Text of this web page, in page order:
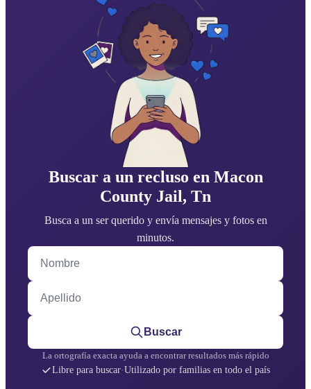
Buscar a un recluso en Macon
County Jail, Tn
Busca a un ser querido y envía mensajes y fotos en
minutos.
Nombre
Apellido
Buscar
La ortografía exacta ayuda a encontrar resultados más rápido
Libre para buscar·Utilizado por familias en todo el país